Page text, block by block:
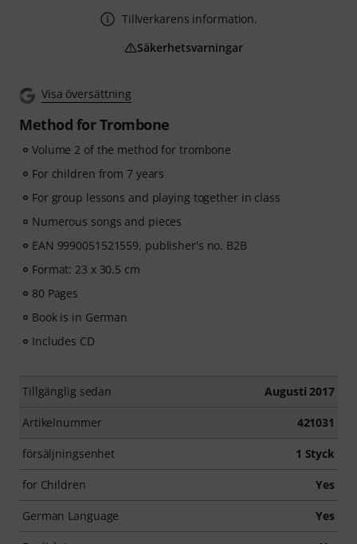
Visa översättning
Method for Trombone
Volume 2 of the method for trombone
For children from 7 years
For group lessons and playing together in class
Numerous songs and pieces
EAN 9990051521559, publisher's no. B2B
Format: 23 x 30.5 cm
80 Pages
Book is in German
Includes CD
Tillgänglig sedan Augusti 2017
Artikelnummer 421031
försäljningsenhet 1 Styck
for Children Yes
German Language Yes
Tillverkarens information.
Säkerhetsvarningar